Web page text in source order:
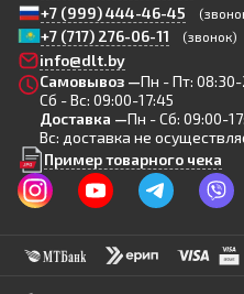
+7 (999) 444-46-45
+7 (717) 276-06-11 (звонок)
info@dlt.by
Самовывоз —Пн - Пт:
Сб - Вс: 09:00-17:45
Доставка —Пн - Сб: 09:00-
Вс: доставка не
Пример товарного чека